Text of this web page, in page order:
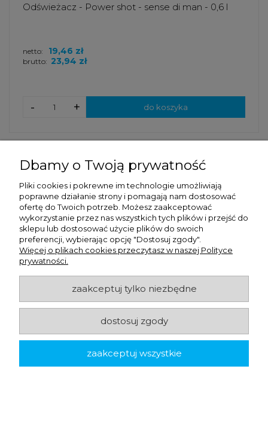
Odświeżacz - Power shot - sense di man - 0,6 l
brutto: 23,94 zł
netto: 19,46 zł
+
- do koszyka
Dbamy o Twoją prywatność
Pliki cookies i pokrewne im technologie umożliwiają
poprawne działanie strony i pomagają nam dostosować
ofertę do Twoich potrzeb. Możesz zaakceptować
wykorzystanie przez nas wszystkich tych plików i przejść do
sklepu lub dostosować użycie plików do swoich
preferencji, wybierając opcję "Dostosuj zgody".
Więcej o plikach cookies przeczytasz w naszej Polityce
prywatności.
zaakceptuj tylko niezbędne
dostosuj zgody
zaakceptuj wszystkie